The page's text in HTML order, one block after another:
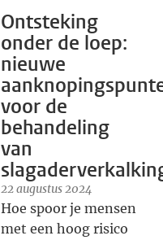
Ontsteking
onder de loep:
nieuwe
voor de
behandeling
van
22 augustus 2024
Hoe spoor je mensen
met een hoog risico